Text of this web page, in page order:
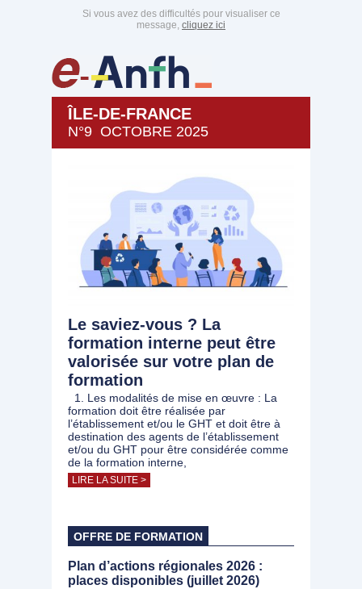
Si vous avez des difficultés pour visualiser ce
message, cliquez ici
ÎLE-DE-FRANCE
N°9 OCTOBRE 2025
Le saviez-vous ? La
formation interne peut être
valorisée sur votre plan de
formation
1. Les modalités de mise en œuvre : La
formation doit être réalisée par
l’établissement et/ou le GHT et doit être à
destination des agents de l’établissement
et/ou du GHT pour être considérée comme
de la formation interne,
LIRE LA SUITE >
OFFRE DE FORMATION
Plan d’actions régionales 2026 :
places disponibles (juillet 2026)